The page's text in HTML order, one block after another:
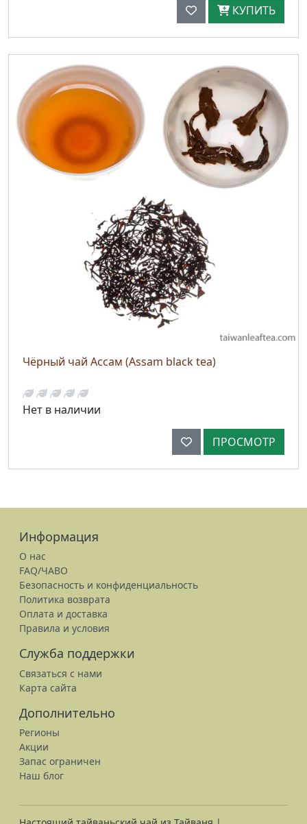
КУПИТЬ
Чёрный чай Ассам (Assam black tea)
Нет в наличии
ПРОСМОТР
Информация
О нас
FAQ/ЧАВО
Безопасность и конфиденциальность
Политика возврата
Оплата и доставка
Правила и условия
Служба поддержки
Связаться с нами
Карта сайта
Дополнительно
Регионы
Акции
Запас ограничен
Наш блог